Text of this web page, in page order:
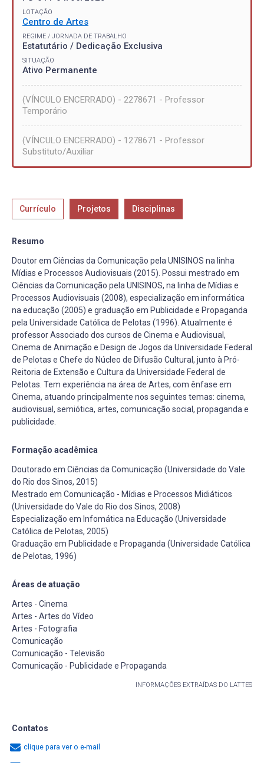
LOTAÇÃO
Centro de Artes
REGIME / JORNADA DE TRABALHO
Estatutário / Dedicação Exclusiva
SITUAÇÃO
Ativo Permanente
(VÍNCULO ENCERRADO) - 2278671 - Professor
Temporário
(VÍNCULO ENCERRADO) - 1278671 - Professor
Substituto/Auxiliar
Currículo Projetos Disciplinas
Resumo
Doutor em Ciências da Comunicação pela UNISINOS na linha
Mídias e Processos Audiovisuais (2015). Possui mestrado em
Ciências da Comunicação pela UNISINOS, na linha de Mídias e
Processos Audiovisuais (2008), especialização em informática
na educação (2005) e graduação em Publicidade e Propaganda
pela Universidade Católica de Pelotas (1996). Atualmente é
professor Associado dos cursos de Cinema e Audiovisual,
Cinema de Animação e Design de Jogos da Universidade Federal
de Pelotas e Chefe do Núcleo de Difusão Cultural, junto à Pró-
Reitoria de Extensão e Cultura da Universidade Federal de
Pelotas. Tem experiência na área de Artes, com ênfase em
Cinema, atuando principalmente nos seguintes temas: cinema,
audiovisual, semiótica, artes, comunicação social, propaganda e
publicidade.
Formação acadêmica
Doutorado em Ciências da Comunicação (Universidade do Vale
do Rio dos Sinos, 2015)
Mestrado em Comunicação - Mídias e Processos Midiáticos
(Universidade do Vale do Rio dos Sinos, 2008)
Especialização em Infomática na Educação (Universidade
Católica de Pelotas, 2005)
Graduação em Publicidade e Propaganda (Universidade Católica
de Pelotas, 1996)
Áreas de atuação
Artes - Cinema
Artes - Artes do Vídeo
Artes - Fotografia
Comunicação
Comunicação - Televisão
Comunicação - Publicidade e Propaganda
INFORMAÇÕES EXTRAÍDAS DO LATTES
Contatos
clique para ver o e-mail